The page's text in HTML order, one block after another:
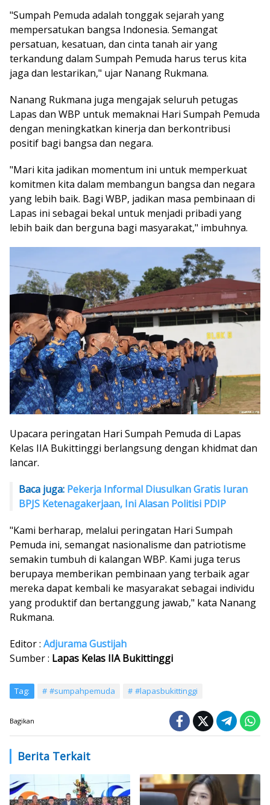
"Sumpah Pemuda adalah tonggak sejarah yang
mempersatukan bangsa Indonesia. Semangat
persatuan, kesatuan, dan cinta tanah air yang
terkandung dalam Sumpah Pemuda harus terus kita
jaga dan lestarikan," ujar Nanang Rukmana.
Nanang Rukmana juga mengajak seluruh petugas
Lapas dan WBP untuk memaknai Hari Sumpah Pemuda
dengan meningkatkan kinerja dan berkontribusi
positif bagi bangsa dan negara.
"Mari kita jadikan momentum ini untuk memperkuat
komitmen kita dalam membangun bangsa dan negara
yang lebih baik. Bagi WBP, jadikan masa pembinaan di
Lapas ini sebagai bekal untuk menjadi pribadi yang
lebih baik dan berguna bagi masyarakat," imbuhnya.
Upacara peringatan Hari Sumpah Pemuda di Lapas
Kelas IIA Bukittinggi berlangsung dengan khidmat dan
lancar.
Baca juga: Pekerja Informal Diusulkan Gratis Iuran
BPJS Ketenagakerjaan, Ini Alasan Politisi PDIP
"Kami berharap, melalui peringatan Hari Sumpah
Pemuda ini, semangat nasionalisme dan patriotisme
semakin tumbuh di kalangan WBP. Kami juga terus
berupaya memberikan pembinaan yang terbaik agar
mereka dapat kembali ke masyarakat sebagai individu
yang produktif dan bertanggung jawab," kata Nanang
Rukmana.
Editor : Adjurama Gustijah
Sumber : Lapas Kelas IIA Bukittinggi
Tag: #sumpahpemuda #lapasbukittinggi
Bagikan
Berita Terkait